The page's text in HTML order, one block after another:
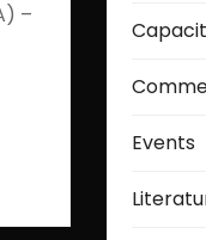
–
Events